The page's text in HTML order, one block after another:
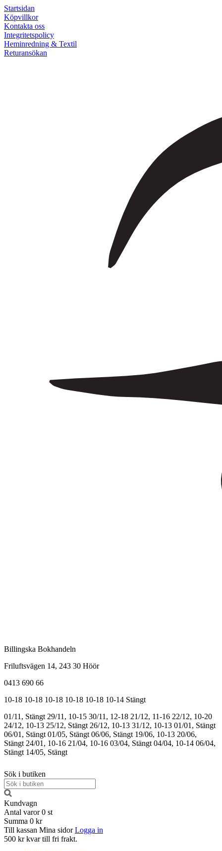
Startsidan
Köpvillkor
Kontakta oss
Integritetspolicy
Heminredning & Textil
Returansökan
Billingska Bokhandeln
Friluftsvägen 14, 243 30 Höör
0413 690 66
10-18 10-18 10-18 10-18 10-18 10-14 Stängt
01/11, Stängt 29/11, 10-15 30/11, 12-18 21/12, 11-16 22/12, 10-20
24/12, 10-13 25/12, Stängt 26/12, 10-13 31/12, 10-13 01/01, Stängt
06/01, Stängt 01/05, Stängt 06/06, Stängt 19/06, 10-13 20/06,
Stängt 24/01, 10-16 21/04, 10-16 03/04, Stängt 04/04, 10-14 06/04,
Stängt 14/05, Stängt
Sök i butiken
Kundvagn
Antal varor 0 st
Summa 0 kr
Till kassan Mina sidor Logga in
500 kr kvar till fri frakt.